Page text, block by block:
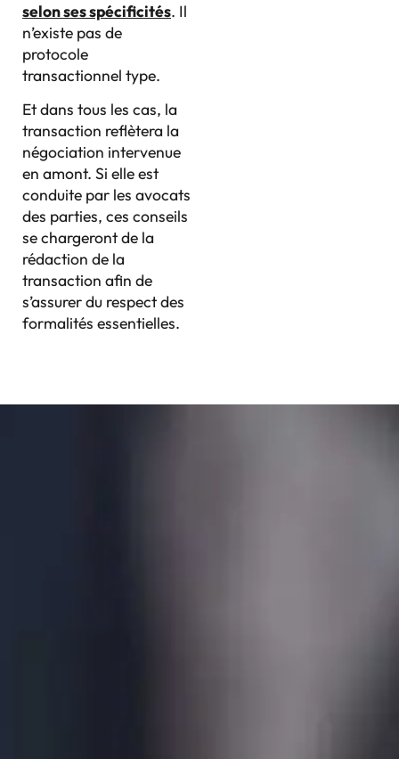
selon ses spécificités. Il
n’existe pas de
protocole
transactionnel type.
Et dans tous les cas, la
transaction reflètera la
négociation intervenue
en amont. Si elle est
conduite par les avocats
des parties, ces conseils
se chargeront de la
rédaction de la
transaction afin de
s’assurer du respect des
formalités essentielles.